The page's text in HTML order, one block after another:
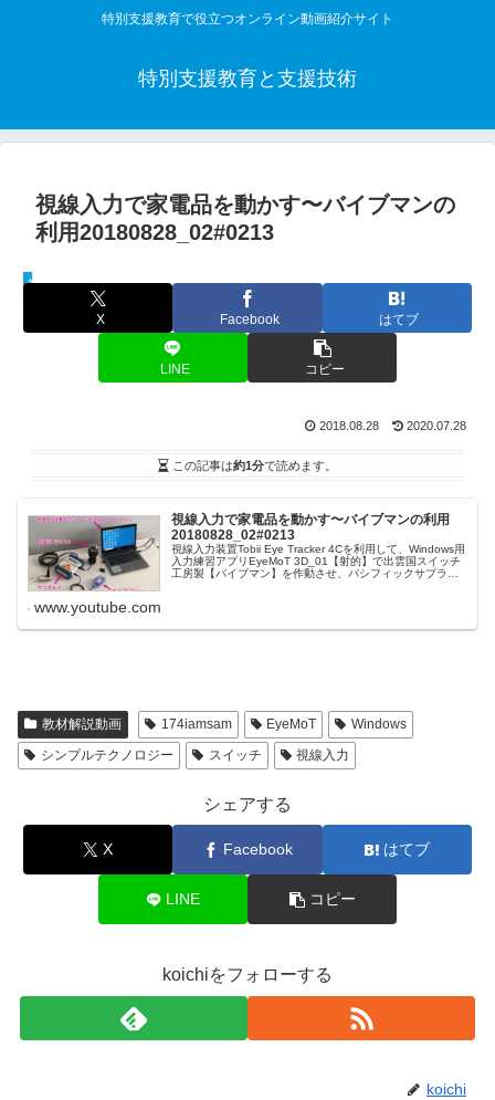
特別支援教育で役立つオンライン動画紹介サイト
特別支援教育と支援技術
視線入力で家電品を動かす〜バイブマンの
利用20180828_02#0213
教材解説動画
X Facebook はてブ
LINE コピー
2018.08.28 2020.07.28
この記事は約1分で読めます。
視線入力で家電品を動かす〜バイブマンの利用
20180828_02#0213
視線入力装置Tobii Eye Tracker 4Cを利用して、Windows用
入力練習アプリEyeMoT 3D_01【射的】で出雲国スイッチ
工房製【バイブマン】を作動させ、パシフィックサプライ
www.youtube.com
教材解説動画 174iamsam EyeMoT
Windows
シンプルテクノロジー
スイッチ 視線入力
シェアする
X Facebook はてブ
LINE コピー
koichiをフォローする
koichi